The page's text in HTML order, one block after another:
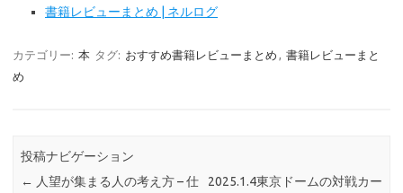
書籍レビューまとめ | ネルログ
カテゴリー: 本 タグ: おすすめ書籍レビューまとめ , 書籍レビューまと
め
投稿ナビゲーション
← 人望が集まる人の考え方 – 仕
2025.1.4東京ドームの対戦カー